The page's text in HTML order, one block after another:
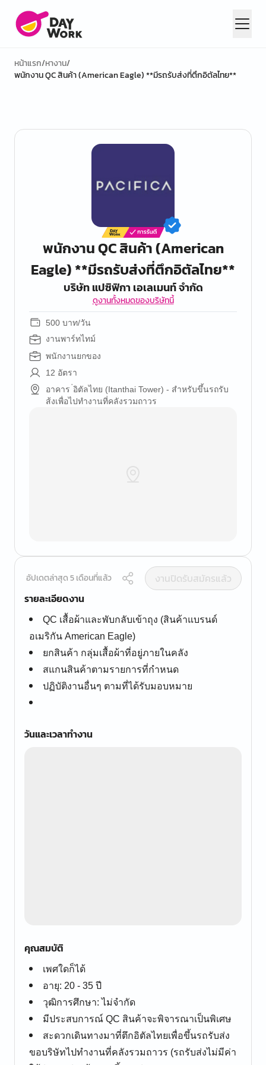
หน้าแรก/หางาน/
พนักงาน QC สินค้า (American Eagle) **มีรถรับส่งที่ตึกอิตัลไทย**
พนักงาน QC สินค้า (American
Eagle) **มีรถรับส่งที่ตึกอิตัลไทย**
บริษัท แปซิฟิกา เอเลเมนท์ จำกัด
ดูงานทั้งหมดของบริษัทนี้
500 บาท/วัน
งานพาร์ทไทม์
พนักงานยกของ
12 อัตรา
อาคาร ่อิตัลไทย (Itanthai Tower) - สำหรับขึ้นรถรับ
ส้งเพื่อไปทำงานที่คลังรวมถาวร
อัปเดตล่าสุด 5 เดือนที่แล้ว
งานปิดรับสมัครแล้ว
รายละเอียดงาน
QC เสื้อผ้าและพับกลับเข้าถุง (สินค้าแบรนด์
อเมริกัน American Eagle)
ยกสินค้า กลุ่มเสื้อผ้าที่อยู่ภายในคลัง
สแกนสินค้าตามรายการที่กำหนด
ปฏิบัติงานอื่นๆ ตามที่ได้รับมอบหมาย
วันและเวลาทำงาน
คุณสมบัติ
เพศใดก็ได้
อายุ: 20 - 35 ปี
วุฒิการศึกษา: ไม่จำกัด
มีประสบการณ์ QC สินค้าจะพิจารณาเป็นพิเศษ
สะดวกเดินทางมาที่ตึกอิตัลไทยเพื่อขึ้นรถรับส่ง
ขอบริษัทไปทำงานที่คลังรวมถาวร (รถรับส่งไม่มีค่า